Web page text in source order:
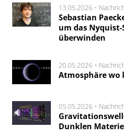
13.05.2026 •
Sebastian
um das
überwinden
20.05.2026 •
Atmosphäre wo
05.05.2026 •
Dunklen Materie